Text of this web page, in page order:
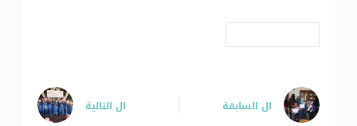
الالسابقة ال التالية